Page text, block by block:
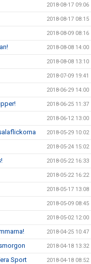
2018-08-17 09:06
2018-08-17 08:15
2018-08-09 08:16
2018-08-08 14:00
2018-08-08 13:10
2018-07-09 19:41
2018-06-29 14:00
2018-06-25 11:37
2018-06-12 13:00
2018-05-29 10:02
2018-05-24 15:02
2018-05-22 16:33
2018-05-22 16:22
2018-05-17 13:08
2018-05-09 08:45
2018-05-02 12:00
2018-04-25 10:47
2018-04-18 13:32
Sport 2018-04-18 08:52